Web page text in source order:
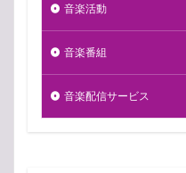
音楽活動
音楽番組
音楽配信サービス